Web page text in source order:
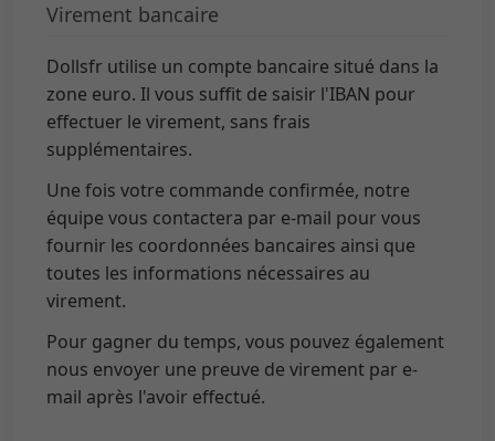
Virement bancaire
Dollsfr utilise un compte bancaire situé dans la
zone euro. Il vous suffit de saisir l'IBAN pour
effectuer le virement, sans frais
supplémentaires.
Une fois votre commande confirmée, notre
équipe vous contactera par e-mail pour vous
fournir les coordonnées bancaires ainsi que
toutes les informations nécessaires au
virement.
Pour gagner du temps, vous pouvez également
nous envoyer une preuve de virement par e-
mail après l'avoir effectué.